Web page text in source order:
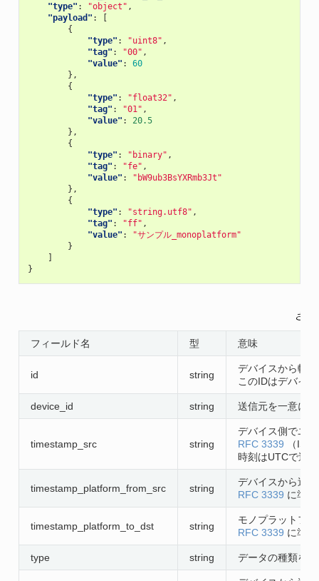
"type" : "object" ,
"payload" :
[
{
"type" : "uint8" ,
"tag" : "00" ,
"value" :
60
},
{
"type" : "float32" ,
"tag" : "01" ,
"value" :
20.5
},
{
"type" : "binary" ,
"tag" : "fe" ,
"value" :
"bW9ub3BsYXRmb3Jt"
},
{
"type" : "string.utf8" ,
"tag" : "ff" ,
"value" :
"サンプル_monoplatform"
}
]
}
さく
フィールド名 型 意味
id string
デバイスから転
このIDはデバイ
device_id string 送信元を一意に
timestamp_src string
デバイス側でユ
RFC 3339 （ISO
時刻はUTCで送
timestamp_platform_from_src string
デバイスから送
RFC 3339 に準
timestamp_platform_to_dst string
モノプラットフ
RFC 3339 に準
type string データの種類を